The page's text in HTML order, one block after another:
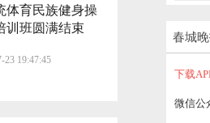
烟草
春城
下载
微信公
体育民族健身操
训班圆满结束
23 19:47:45